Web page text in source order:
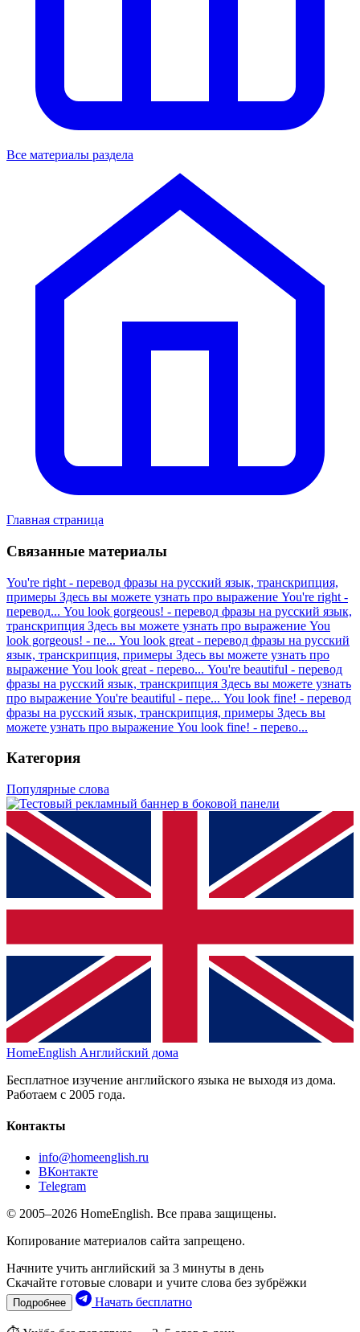
Все материалы раздела
Главная страница
Связанные материалы
You're right - перевод фразы на русский язык, транскрипция,
примеры Здесь вы можете узнать про выражение You're right -
перевод... You look gorgeous! - перевод фразы на русский язык,
транскрипция Здесь вы можете узнать про выражение You
look gorgeous! - пе... You look great - перевод фразы на русский
язык, транскрипция, примеры Здесь вы можете узнать про
выражение You look great - перево... You're beautiful - перевод
фразы на русский язык, транскрипция Здесь вы можете узнать
про выражение You're beautiful - пере... You look fine! - перевод
фразы на русский язык, транскрипция, примеры Здесь вы
можете узнать про выражение You look fine! - перево...
Категория
Популярные слова
HomeEnglish Английский дома
Бесплатное изучение английского языка не выходя из дома.
Работаем с 2005 года.
Контакты
info@homeenglish.ru
ВКонтакте
Telegram
© 2005–2026 HomeEnglish. Все права защищены.
Копирование материалов сайта запрещено.
Начните учить английский за 3 минуты в день
Скачайте готовые словари и учите слова без зубрёжки
Подробнее Начать бесплатно